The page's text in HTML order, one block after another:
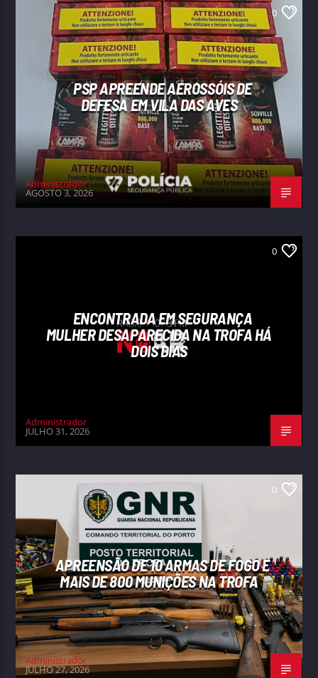
0
PSP APREENDE AEROSSÓIS DE
DEFESA EM VILA DAS AVES
Administrador
AGOSTO 3, 2026
0
ENCONTRADA EM SEGURANÇA
MULHER DESAPARECIDA NA TROFA HÁ
DOIS DIAS
Administrador
JULHO 31, 2026
0
APREENSÃO DE 10 ARMAS DE FOGO E
MAIS DE 800 MUNIÇÕES NA TROFA
Administrador
JULHO 27, 2026